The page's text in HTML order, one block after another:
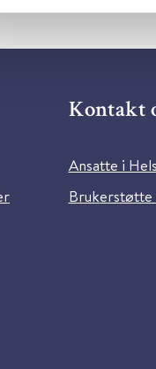
Kontakt
Ansatte i
Brukerstøtte